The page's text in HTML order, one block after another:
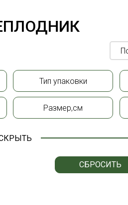
Тип упаковки
Размер,см
СБРОСИТЬ